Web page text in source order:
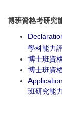
博班資格考研究
學科能力
博士班資
博士班資
班研究能